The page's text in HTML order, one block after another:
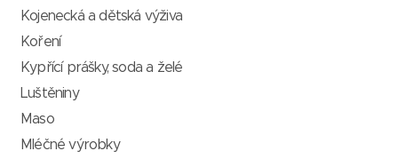
Kojenecká a dětská výživa
Koření
Kypřící prášky, soda a želé
Luštěniny
Maso
Mléčné výrobky